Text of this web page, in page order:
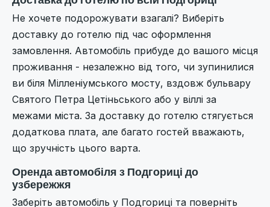
Не хочете подорожувати взагалі? Виберіть
доставку до готелю під час оформлення
замовлення. Автомобіль прибуде до вашого місця
проживання - незалежно від того, чи зупинилися
ви біля Мілленіумського мосту, вздовж бульвару
Святого Петра Цетіньського або у віллі за
межами міста. За доставку до готелю стягується
додаткова плата, але багато гостей вважають,
що зручність цього варта.
Оренда автомобіля з Подгориці до
узбережжя
Заберіть автомобіль у Подгориці та поверніть